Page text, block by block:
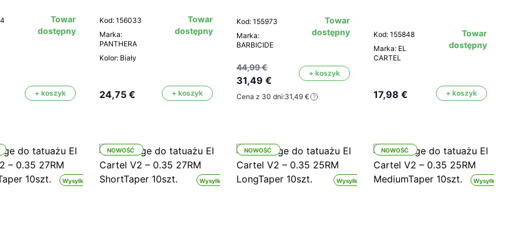
Towar
dostępny
+ koszyk
Kod: 156033
Marka:
PANTHERA
Kolor: Biały
Towar
dostępny
24,75 € + koszyk
Kod: 155973
Marka:
BARBICIDE
Towar
dostępny
44,99 €
31,49 €
+ koszyk
Cena z 30 dni:31,49 €
Kod: 155848
Marka: EL
CARTEL
Towar
dostępny
17,98 € + koszyk
Wysyłka 24h Wysyłka 24h
NOWOŚĆ
Wysyłka 24h
NOWOŚĆ
Wysyłka 24h
NOWOŚĆ